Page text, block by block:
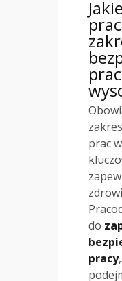
prac
prac
do
pracy